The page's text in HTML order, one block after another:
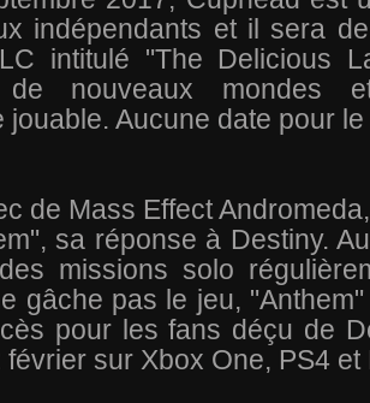
indépendants et il sera
intitulé "The Delicious
de nouveaux mondes
jouable. Aucune date pour
de Mass Effect
sa réponse à Destiny.
missions solo
gâche pas le jeu,
pour les fans déçu de
sur Xbox One, PS4 et